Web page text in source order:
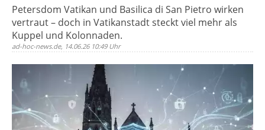
Petersdom Vatikan und Basilica di San Pietro wirken
vertraut – doch in Vatikanstadt steckt viel mehr als
Kuppel und Kolonnaden.
ad-hoc-news.de, 14.06.26 10:49 Uhr